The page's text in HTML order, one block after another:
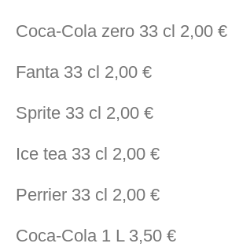
Coca-Cola zero 33 cl 2,00 €
Fanta 33 cl 2,00 €
Sprite 33 cl 2,00 €
Ice tea 33 cl 2,00 €
Perrier 33 cl 2,00 €
Coca-Cola 1 L 3,50 €